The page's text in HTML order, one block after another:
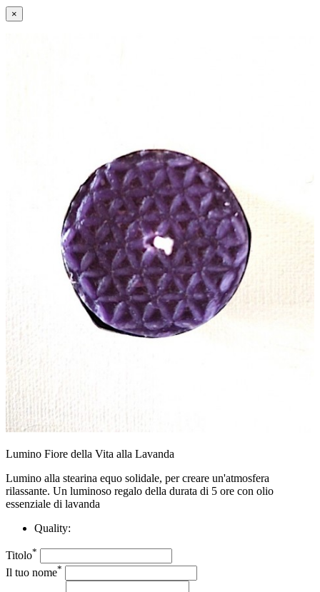
×
Lumino Fiore della Vita alla Lavanda
Lumino alla stearina equo solidale, per creare un'atmosfera
rilassante. Un luminoso regalo della durata di 5 ore con olio
essenziale di lavanda
Quality:
Titolo*
Il tuo nome*